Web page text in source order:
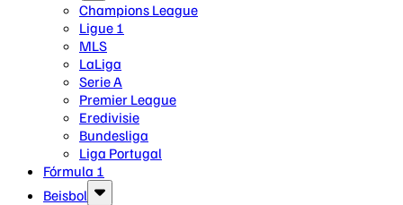
Champions League
Ligue 1
MLS
LaLiga
Serie A
Premier League
Eredivisie
Bundesliga
Liga Portugal
Fórmula 1
Beisbol